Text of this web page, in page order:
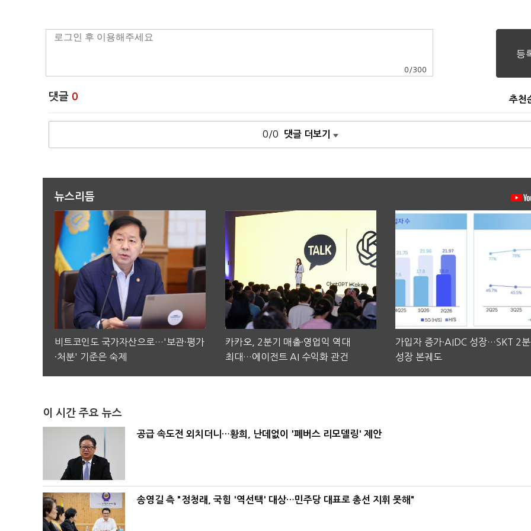
0 /300
댓글 0 추천
0/0 댓글 더보기
뉴스리듬
비트코인도 국가자산으로…'보관·평가
·처분' 기준은 숙제
카카오, 2분기 매출·영업익 역대
최대…에이전트 AI 수익화 관건
가입자 증가·AIDC 성장…SKT 2
성장 본궤도
이 시간 주요 뉴스
공급 속도전 외치더니…황희, 난데없이 '폐버스 리모델링' 제안
송영길 측 "정청래, 국힘 '역선택' 대상…민주당 대표로 총선 지휘 못해"